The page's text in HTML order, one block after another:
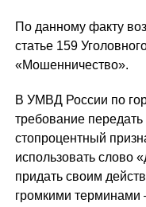
По данному факту
статье 159
«Мошенничество».
В УМВД России по
требование
стопроцентный
использовать слово
придать своим
громкими терминами